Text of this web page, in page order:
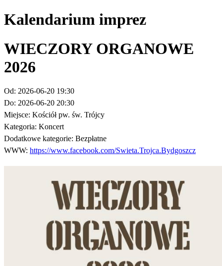
Kalendarium imprez
WIECZORY ORGANOWE
2026
Od: 2026-06-20 19:30
Do: 2026-06-20 20:30
Miejsce: Kościół pw. św. Trójcy
Kategoria: Koncert
Dodatkowe kategorie: Bezpłatne
WWW: https://www.facebook.com/Swieta.Trojca.Bydgoszcz